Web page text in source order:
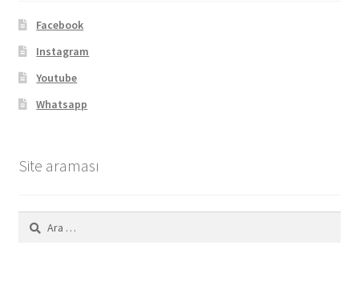
Facebook
Instagram
Youtube
Whatsapp
Site araması
Arama: